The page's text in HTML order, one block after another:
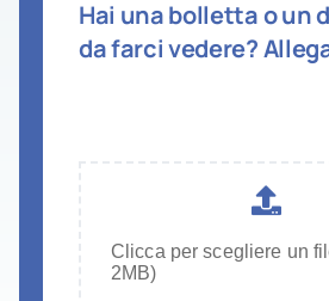
Hai una bolletta o un
da farci vedere?
Clicca per scegliere un
2MB)